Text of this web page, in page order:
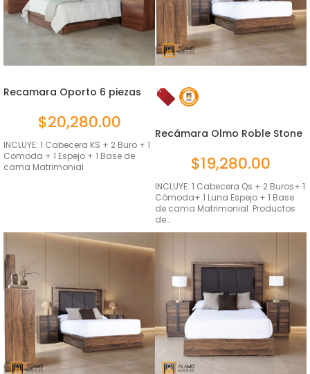
Recamara Oporto 6 piezas
$20,280.00
INCLUYE: 1 Cabecera KS + 2 Buro + 1
Comoda + 1 Espejo + 1 Base de
cama Matrimonial
Recámara Olmo Roble Stone
$19,280.00
INCLUYE: 1 Cabecera Qs + 2 Buros+ 1
Cómoda+ 1 Luna Espejo + 1 Base
de cama Matrimonial. Productos
de…